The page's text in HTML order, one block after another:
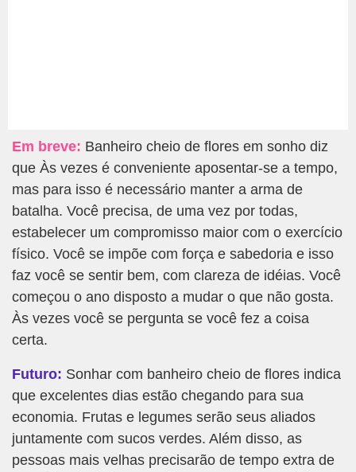
Em breve: Banheiro cheio de flores em sonho diz
que Às vezes é conveniente aposentar-se a tempo,
mas para isso é necessário manter a arma de
batalha. Você precisa, de uma vez por todas,
estabelecer um compromisso maior com o exercício
físico. Você se impõe com força e sabedoria e isso
faz você se sentir bem, com clareza de idéias. Você
começou o ano disposto a mudar o que não gosta.
Às vezes você se pergunta se você fez a coisa
certa.
Futuro: Sonhar com banheiro cheio de flores indica
que excelentes dias estão chegando para sua
economia. Frutas e legumes serão seus aliados
juntamente com sucos verdes. Além disso, as
pessoas mais velhas precisarão de tempo extra de